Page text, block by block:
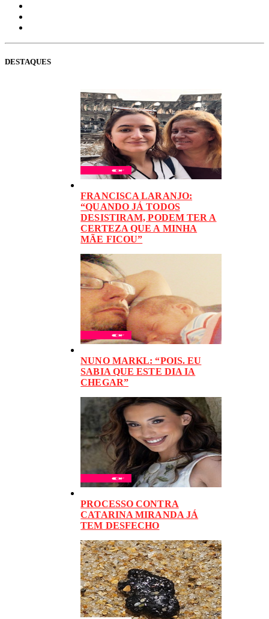
DESTAQUES
FRANCISCA LARANJO:
“QUANDO JÁ TODOS
DESISTIRAM, PODEM TER A
CERTEZA QUE A MINHA
MÃE FICOU”
NUNO MARKL: “POIS. EU
SABIA QUE ESTE DIA IA
CHEGAR”
PROCESSO CONTRA
CATARINA MIRANDA JÁ
TEM DESFECHO